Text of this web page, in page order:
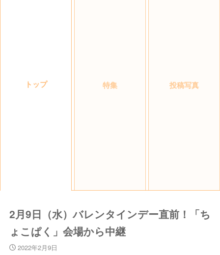
トップ 特集 投稿写真
2月9日（水）バレンタインデー直前！「ち
ょこぱく」会場から中継
2022年2月9日